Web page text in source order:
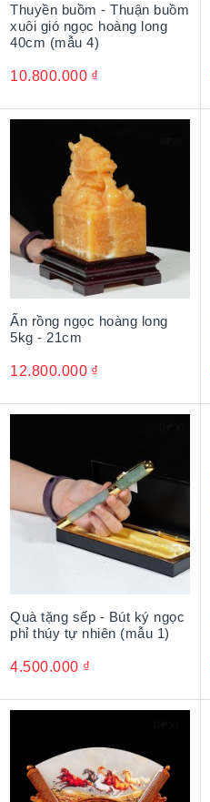
Thuyền buồm - Thuận buồm
xuôi gió ngọc hoàng long
40cm (mẫu 4)
10.800.000 ₫
Ấn rồng ngọc hoàng long
5kg - 21cm
12.800.000 ₫
Quà tặng sếp - Bút ký ngọc
phỉ thúy tự nhiên (mẫu 1)
4.500.000 ₫